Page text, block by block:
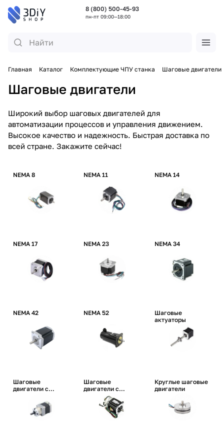
8 (800) 500-45-93
пн-пт 09:00—18:00
Главная Каталог Комплектующие ЧПУ станка Шаговые двигатели
Шаговые двигатели
Широкий выбор шаговых двигателей для
автоматизации процессов и управления движением.
Высокое качество и надежность. Быстрая доставка по
всей стране. Закажите сейчас!
NEMA 8 NEMA 11 NEMA 14
NEMA 17 NEMA 23 NEMA 34
NEMA 42 NEMA 52
Шаговые
актуаторы
Шаговые
двигатели с
Шаговые
двигатели с
тормозом
Круглые шаговые
двигатели